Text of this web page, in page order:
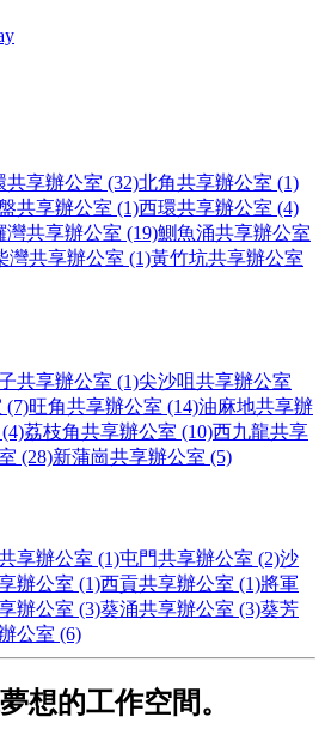
共享辦公室 (32)北角共享辦公室 (1)
共享辦公室 (1)西環共享辦公室 (4)
灣共享辦公室 (19)鰂魚涌共享辦公室
灣共享辦公室 (1)黃竹坑共享辦公室
共享辦公室 (1)尖沙咀共享辦公室
(7)旺角共享辦公室 (14)油麻地共享辦
荔枝角共享辦公室 (10)西九龍共享
(28)新蒲崗共享辦公室 (5)
享辦公室 (1)屯門共享辦公室 (2)沙
辦公室 (1)西貢共享辦公室 (1)將軍
辦公室 (3)葵涌共享辦公室 (3)葵芳
公室 (6)
想的工作空間。